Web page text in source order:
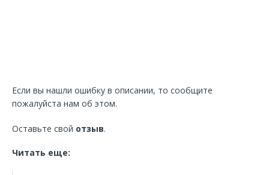
Если вы нашли ошибку в описании, то сообщите
пожалуйста нам об этом.
Оставьте свой отзыв.
Читать еще: